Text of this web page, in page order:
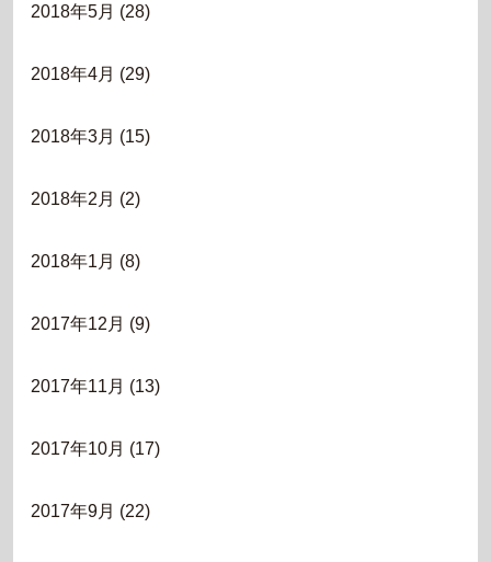
2018年5月 (28)
2018年4月 (29)
2018年3月 (15)
2018年2月 (2)
2018年1月 (8)
2017年12月 (9)
2017年11月 (13)
2017年10月 (17)
2017年9月 (22)